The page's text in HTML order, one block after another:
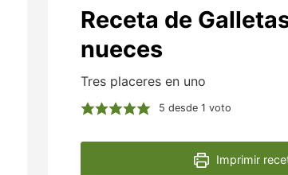
Receta de
nueces
Tres placeres en uno
5 desde 1 voto
Imprimir